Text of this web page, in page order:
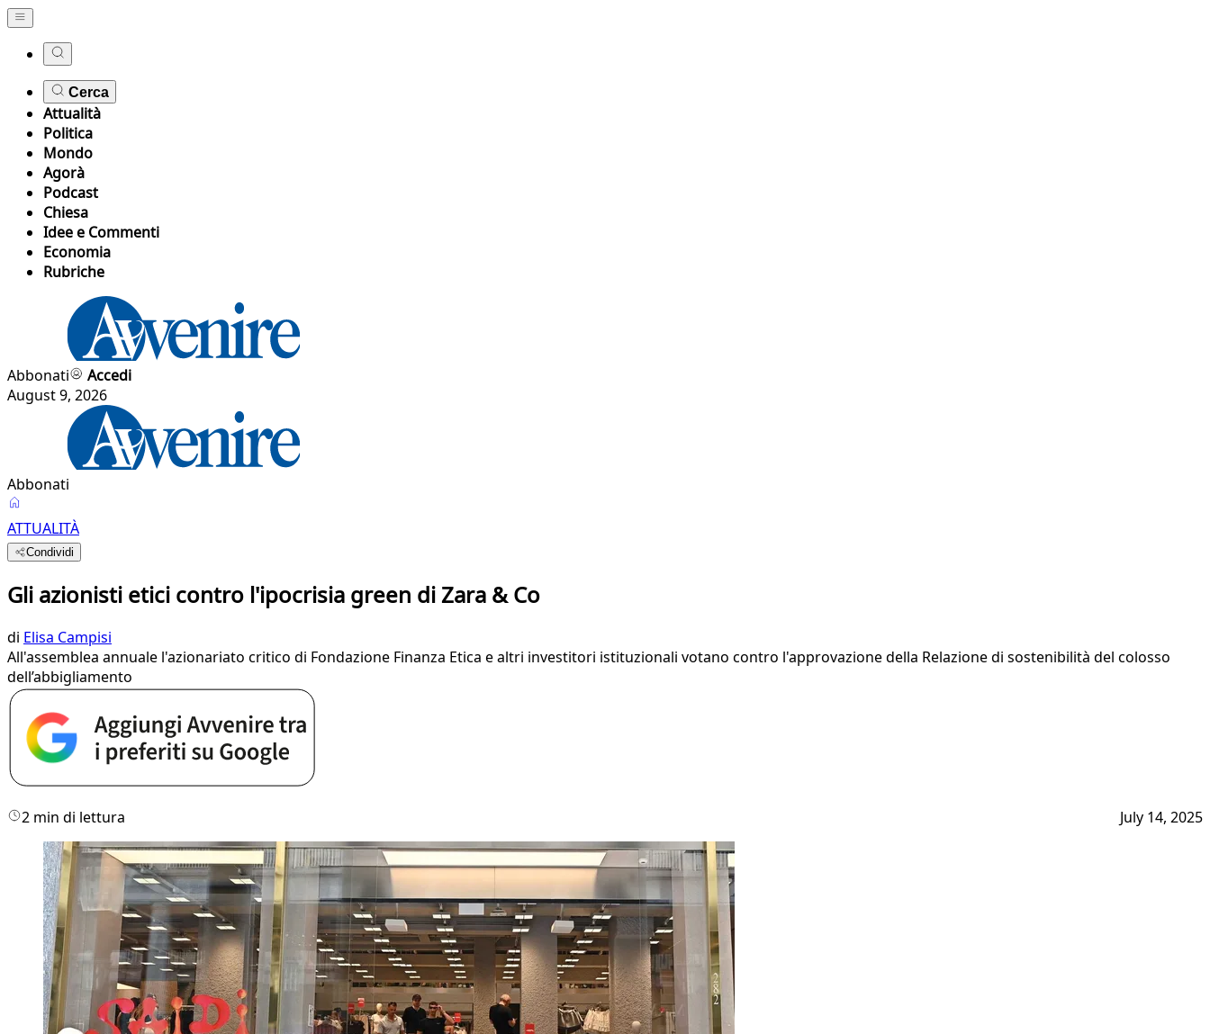
Cerca
Attualità
Politica
Mondo
Agorà
Podcast
Chiesa
Idee e Commenti
Economia
Rubriche
Abbonati
Accedi
August 9, 2026
Abbonati
ATTUALITÀ
Condividi
Gli azionisti etici contro l'ipocrisia green di Zara & Co
di Elisa Campisi
All'assemblea annuale l'azionariato critico di Fondazione Finanza Etica e altri investitori istituzionali votano contro l'approvazione della Relazione di sostenibilità del colosso
dell’abbigliamento
2 min di lettura July 14, 2025